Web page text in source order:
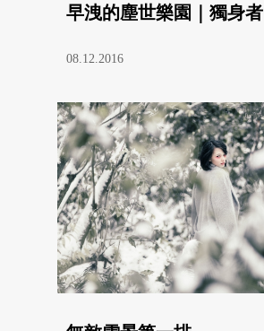
早洩的塵世樂園｜獨身者
08.12.2016